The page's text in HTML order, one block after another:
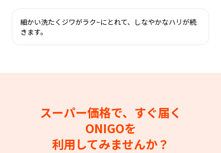
細かい洗たくジワがラク~にとれて、しなやかなハリが続
きます。
スーパー価格で、すぐ届く
ONIGOを
利用してみませんか？